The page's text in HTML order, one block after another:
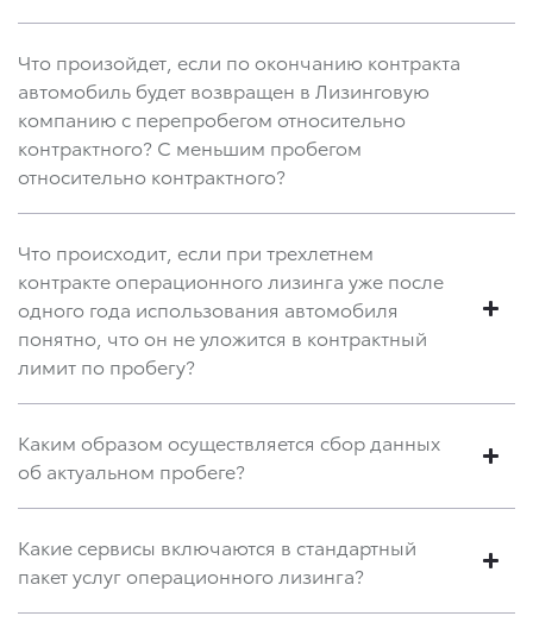
Что произойдет, если по окончанию контракта
автомобиль будет возвращен в Лизинговую
компанию с перепробегом относительно
контрактного? С меньшим пробегом
относительно контрактного?
Что происходит, если при трехлетнем
контракте операционного лизинга уже после
одного года использования автомобиля
понятно, что он не уложится в контрактный
лимит по пробегу?
Каким образом осуществляется сбор данных
об актуальном пробеге?
Какие сервисы включаются в стандартный
пакет услуг операционного лизинга?